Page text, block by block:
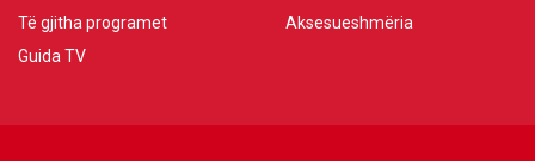
Të gjitha programet
Guida TV
Aksesueshmëria